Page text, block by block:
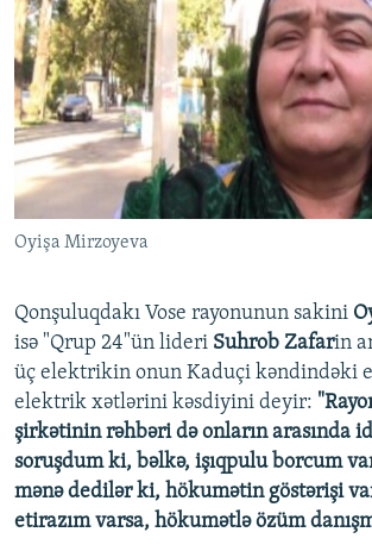
Oyişa Mirzoyeva
Qonşuluqdakı Vose rayonunun sakini
isə "Qrup 24"ün lideri Suhrob Zafarin
üç elektrikin onun Kaduçi kəndindəki
elektrik xətlərini kəsdiyini deyir:
şirkətinin rəhbəri də onların arasında
soruşdum ki, bəlkə, işıqpulu borcum
mənə dedilər ki, hökumətin göstərişi
etirazım varsa, hökumətlə özüm